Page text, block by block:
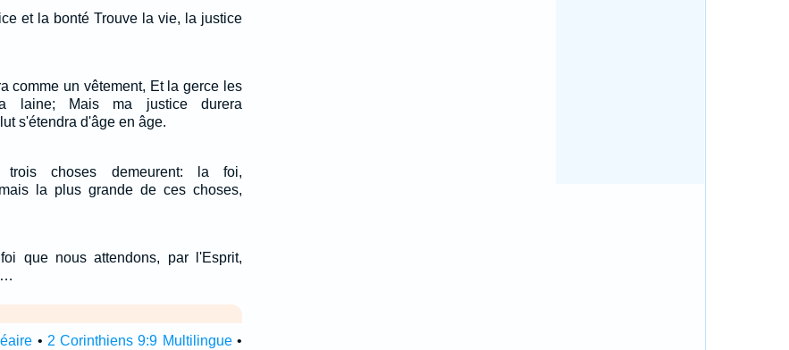
et la bonté Trouve la vie, la justice
comme un vêtement, Et la gerce les
laine; Mais ma justice durera
s'étendra d'âge en âge.
trois choses demeurent: la foi,
la plus grande de ces choses,
que nous attendons, par l'Esprit,
• 2 Corinthiens 9:9 Multilingue•